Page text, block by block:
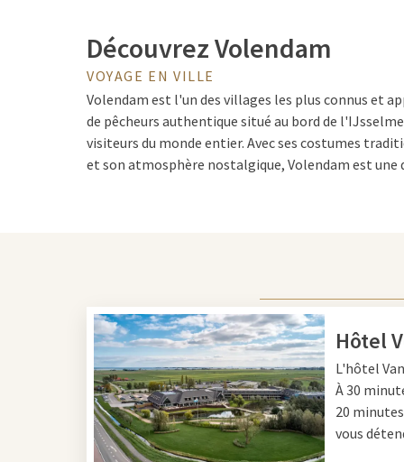
Découvrez Volendam
VOYAGE EN VILLE
Volendam est l'un des villages les plus connus et
de pêcheurs authentique situé au bord de
visiteurs du monde entier. Avec ses costumes
et son atmosphère nostalgique, Volendam est
Une visite à Volendam signifie se promener
pittoresques pleines de charme hollandais
trouverez de nombreuses boutiques ouvertes sept
mode et aux bijoux : il y en a pour tous les goûts.
faire photographier en costume traditionnel de
leur visite.
Promenez-vous le long du port et découvrez
Hôtel
L'hôtel
À 30
20
vous